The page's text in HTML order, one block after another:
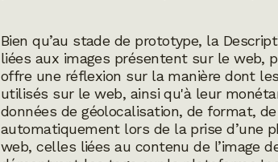
Bien qu’au stade de prototype, la
liées aux images présentent sur le web,
offre une réflexion sur la manière dont
utilisés sur le web, ainsi qu'à leur
données de géolocalisation, de format,
automatiquement lors de la prise d’une
web, celles liées au contenu de l’image